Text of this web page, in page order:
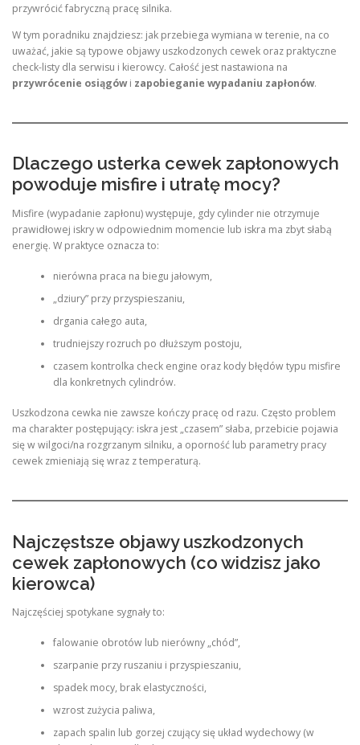
przywrócić fabryczną pracę silnika.
W tym poradniku znajdziesz: jak przebiega wymiana w terenie, na co
uważać, jakie są typowe objawy uszkodzonych cewek oraz praktyczne
check-listy dla serwisu i kierowcy. Całość jest nastawiona na
przywrócenie osiągówi zapobieganie wypadaniu zapłonów.
Dlaczego usterka cewek zapłonowych
powoduje misfire i utratę mocy?
Misfire (wypadanie zapłonu) występuje, gdy cylinder nie otrzymuje
prawidłowej iskry w odpowiednim momencie lub iskra ma zbyt słabą
energię. W praktyce oznacza to:
nierówna praca na biegu jałowym,
„dziury” przy przyspieszaniu,
drgania całego auta,
trudniejszy rozruch po dłuższym postoju,
czasem kontrolka check engine oraz kody błędów typu misfire
dla konkretnych cylindrów.
Uszkodzona cewka nie zawsze kończy pracę od razu. Często problem
ma charakter postępujący: iskra jest „czasem” słaba, przebicie pojawia
się w wilgoci/na rozgrzanym silniku, a oporność lub parametry pracy
cewek zmieniają się wraz z temperaturą.
Najczęstsze objawy uszkodzonych
cewek zapłonowych (co widzisz jako
kierowca)
Najczęściej spotykane sygnały to:
falowanie obrotów lub nierówny „chód”,
szarpanie przy ruszaniu i przyspieszaniu,
spadek mocy, brak elastyczności,
wzrost zużycia paliwa,
zapach spalin lub gorzej czujący się układ wydechowy (w